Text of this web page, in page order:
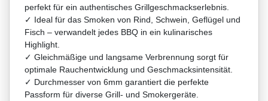
perfekt für ein authentisches Grillgeschmackserlebnis.
✓ Ideal für das Smoken von Rind, Schwein, Geflügel und
Fisch – verwandelt jedes BBQ in ein kulinarisches
Highlight.
✓ Gleichmäßige und langsame Verbrennung sorgt für
optimale Rauchentwicklung und Geschmacksintensität.
✓ Durchmesser von 6mm garantiert die perfekte
Passform für diverse Grill- und Smokergeräte.